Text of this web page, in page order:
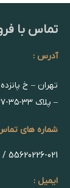
تماس با
آدرس :
تهران – خ
– پلاک ۳۳-۳۵-۳۷
شماره های
55620226-021 / 55590724-021
ایمیل :